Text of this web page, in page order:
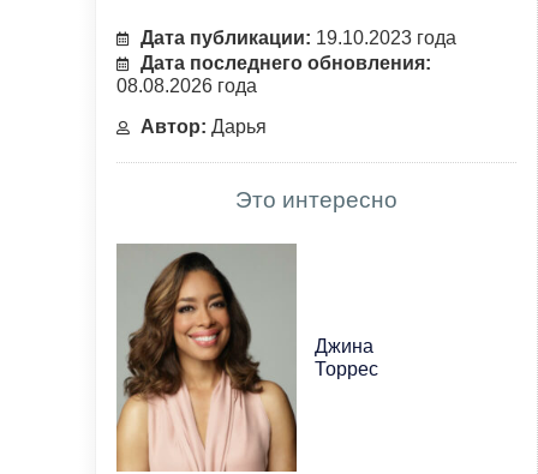
Дата публикации: 19.10.2023 года
Дата последнего обновления:
08.08.2026 года
Автор: Дарья
Это интересно
Джина
Торрес